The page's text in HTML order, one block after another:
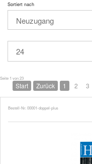
Sortiert nach
Seite 1 von 23
Start Zurück 1 2 3
Bestell-Nr. 00001-doppel-plus